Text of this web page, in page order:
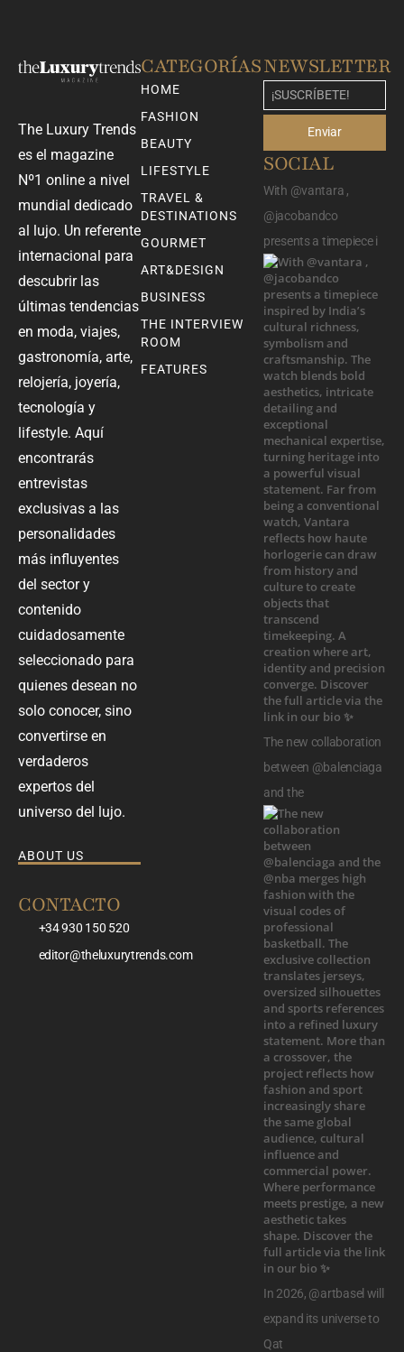
The Luxury Trends
es el magazine
Nº1 online a nivel
mundial dedicado
al lujo. Un referente
internacional para
descubrir las
últimas tendencias
en moda, viajes,
gastronomía, arte,
relojería, joyería,
tecnología y
lifestyle. Aquí
encontrarás
entrevistas
exclusivas a las
personalidades
más influyentes
del sector y
contenido
cuidadosamente
seleccionado para
quienes desean no
solo conocer, sino
convertirse en
verdaderos
expertos del
universo del lujo.
ABOUT US
CONTACTO
+34 930 150 520
editor@theluxurytrends.com
CATEGORÍAS
HOME
FASHION
BEAUTY
LIFESTYLE
TRAVEL &
DESTINATIONS
GOURMET
ART&DESIGN
BUSINESS
THE INTERVIEW
ROOM
FEATURES
NEWSLETTER
Enviar
SOCIAL
With @vantara ,
@jacobandco
presents a timepiece i
The new collaboration
between @balenciaga
and the
In 2026, @artbasel will
expand its universe to
Qat